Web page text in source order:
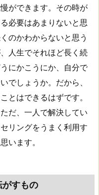
ができます。その時が
必要はあまりないと思
のかわからないと思う
人生でそれほど長く続
にかこうにか、自分で
でしょうか。だから、
とはできるはずです。
だ、一人で解決してい
リングをうまく利用す
います。
すもの